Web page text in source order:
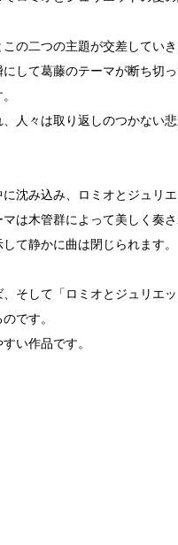
の二つの主題が交差してい
して葛藤のテーマが断ち切
人々は取り返しのつかない
沈み込み、ロミオとジュリ
は木管群によって美しく奏
て静かに曲は閉じられます。
そして「ロミオとジュリエ
です。
い作品です。